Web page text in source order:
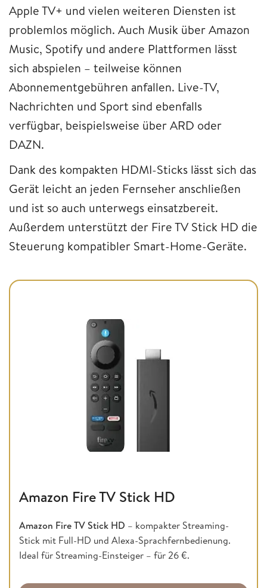
Apple TV+ und vielen weiteren Diensten ist
problemlos möglich. Auch Musik über Amazon
Music, Spotify und andere Plattformen lässt
sich abspielen – teilweise können
Abonnementgebühren anfallen. Live-TV,
Nachrichten und Sport sind ebenfalls
verfügbar, beispielsweise über ARD oder
DAZN.
Dank des kompakten HDMI-Sticks lässt sich das
Gerät leicht an jeden Fernseher anschließen
und ist so auch unterwegs einsatzbereit.
Außerdem unterstützt der Fire TV Stick HD die
Steuerung kompatibler Smart-Home-Geräte.
Amazon Fire TV Stick HD
Amazon Fire TV Stick HD – kompakter Streaming-
Stick mit Full-HD und Alexa-Sprachfernbedienung.
Ideal für Streaming-Einsteiger – für 26 €.